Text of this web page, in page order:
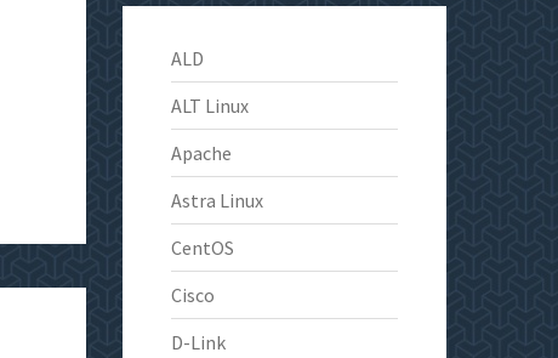
ALD
ALT Linux
Apache
Astra Linux
CentOS
Cisco
D-Link